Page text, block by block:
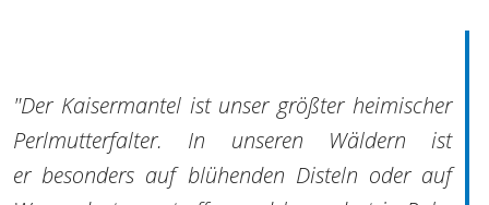
"Der Kaisermantel ist unser größter heimischer
Perlmutterfalter. In unseren Wäldern ist
er besonders auf blühenden Disteln oder auf